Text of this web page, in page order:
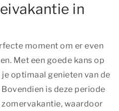
in
moment om er even
Met een goede kans op
optimaal genieten van de
is deze periode
waardoor